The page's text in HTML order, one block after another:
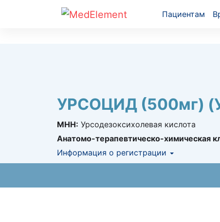
Пациентам
УРСОЦИД (500мг)
МНН: Урсодезоксихолевая кислота
Анатомо-терапевтическо-химическая
Информация о регистрации